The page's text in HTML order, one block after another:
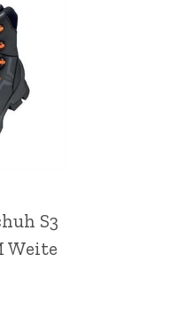
S3
Weite